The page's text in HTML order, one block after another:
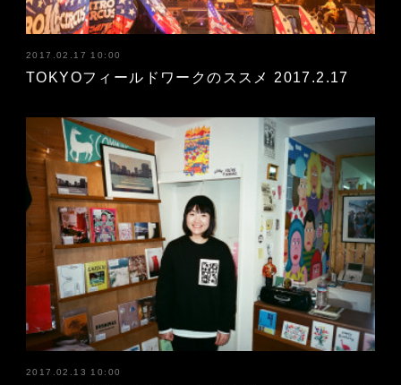
2017.02.17 10:00
TOKYOフィールドワークのススメ 2017.2.17
2017.02.13 10:00